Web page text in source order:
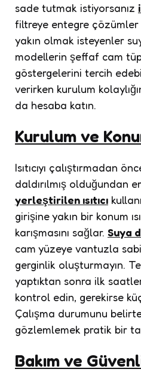
sade tutmak istiyorsanız
filtreye entegre çözümler
yakın olmak isteyenler
modellerin şeffaf cam
göstergelerini tercih
verirken kurulum
da hesaba katın.
Kurulum ve
Isıtıcıyı çalıştırmadan
daldırılmış olduğundan
yerleştirilen ısıtıcı
girişine yakın bir konum
karışmasını sağlar. Suya
cam yüzeye vantuzla
gerginlik oluşturmayın.
yaptıktan sonra ilk
kontrol edin, gerekirse
Çalışma durumunu
gözlemlemek pratik bir
Bakım ve